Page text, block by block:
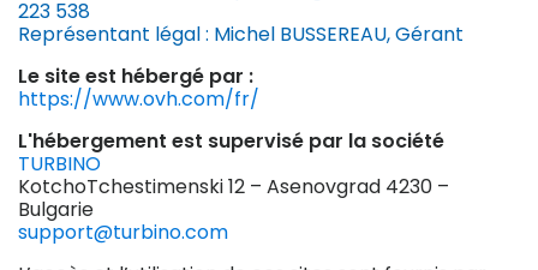
223 538
Représentant légal : Michel BUSSEREAU, Gérant
Le site est hébergé par :
https://www.ovh.com/fr/
L'hébergement est supervisé par la société
TURBINO
KotchoTchestimenski 12 – Asenovgrad 4230 –
Bulgarie
support@turbino.com